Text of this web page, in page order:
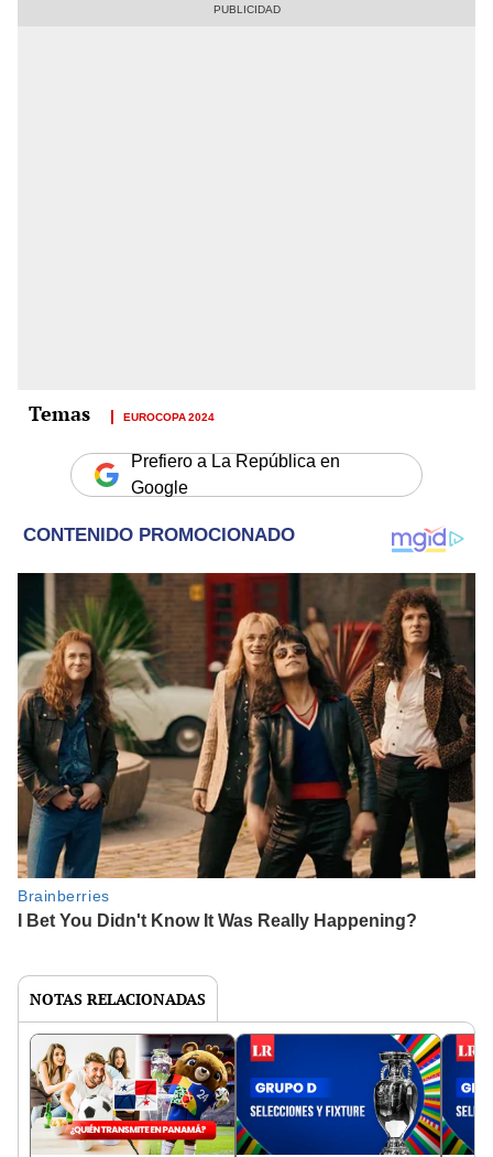
EUROCOPA 2024
Prefiero a La República en
Google
NOTAS RELACIONADAS